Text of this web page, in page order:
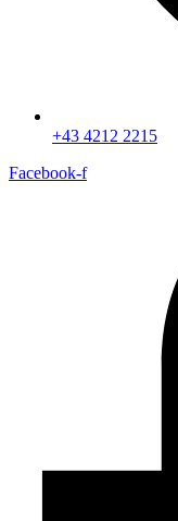
+43 4212 2215
Facebook-f